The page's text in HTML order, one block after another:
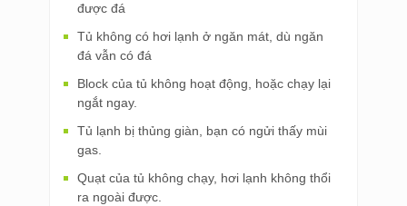
được đá
Tủ không có hơi lạnh ở ngăn mát, dù ngăn
đá vẫn có đá
Block của tủ không hoạt động, hoặc chạy lại
ngắt ngay.
Tủ lạnh bị thủng giàn, bạn có ngửi thấy mùi
gas.
Quạt của tủ không chạy, hơi lạnh không thổi
ra ngoài được.